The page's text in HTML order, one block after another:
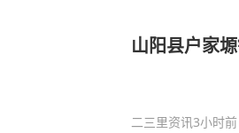
山阳县户家
二三里资讯3小时前